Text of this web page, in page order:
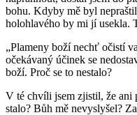
bohu. Kdyby mě byl
holohlavého by mi jí usekla.
„Plameny boží nechť očistí
očekávaný účinek se
boží. Proč se to nestalo?
V té chvíli jsem zjistil, že ani
stalo? Bůh mě nevyslyšel?